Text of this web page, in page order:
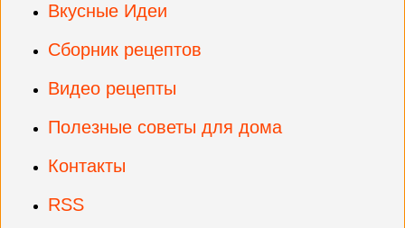
Вкусные Идеи
Сборник рецептов
Видео рецепты
Полезные советы для дома
Контакты
RSS